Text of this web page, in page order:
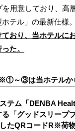
用意しており、高
テル」の最新仕様。
おり、当ホテル
た。
～③は当ホテルか
テム「DENBA
「グッドスリープ
たQRコードR※荷